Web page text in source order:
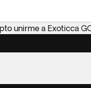
unirme a Exoticca